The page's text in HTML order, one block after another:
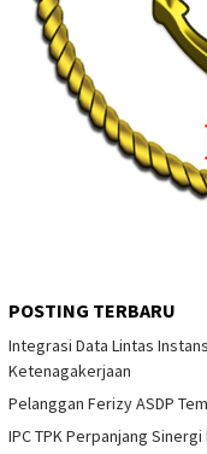
POSTING TERBARU
Integrasi Data Lintas
Ketenagakerjaan
Pelanggan Ferizy ASDP
IPC TPK Perpanjang